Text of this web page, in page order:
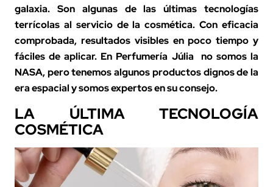
galaxia. Son algunas de las últimas tecnologías
terrícolas al servicio de lacosmética. Con eficacia
comprobada, resultados visibles en poco tiempo y
fáciles de aplicar. En Perfumería Júlia no somos la
NASA, pero tenemos algunos productos dignos de la
era espacial y somos expertos en su consejo.
LA ÚLTIMA TECNOLOGÍA
COSMÉTICA